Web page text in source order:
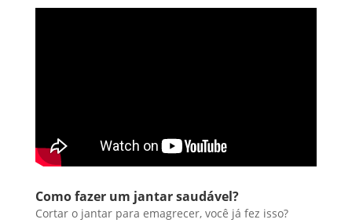
Como fazer um jantar saudável?
Cortar o jantar para emagrecer, você já fez isso?